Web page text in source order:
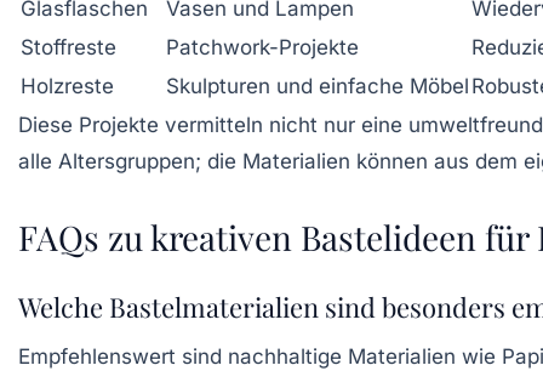
Glasflaschen Vasen und Lampen
Stoffreste
Patchwork-Projekte
Holzreste
Skulpturen und einfache Möbel
Diese Projekte vermitteln nicht nur eine
alle Altersgruppen; die Materialien können aus dem
FAQs zu kreativen Bastelideen
Welche Bastelmaterialien sind besonders
Empfehlenswert sind nachhaltige Materialien wie